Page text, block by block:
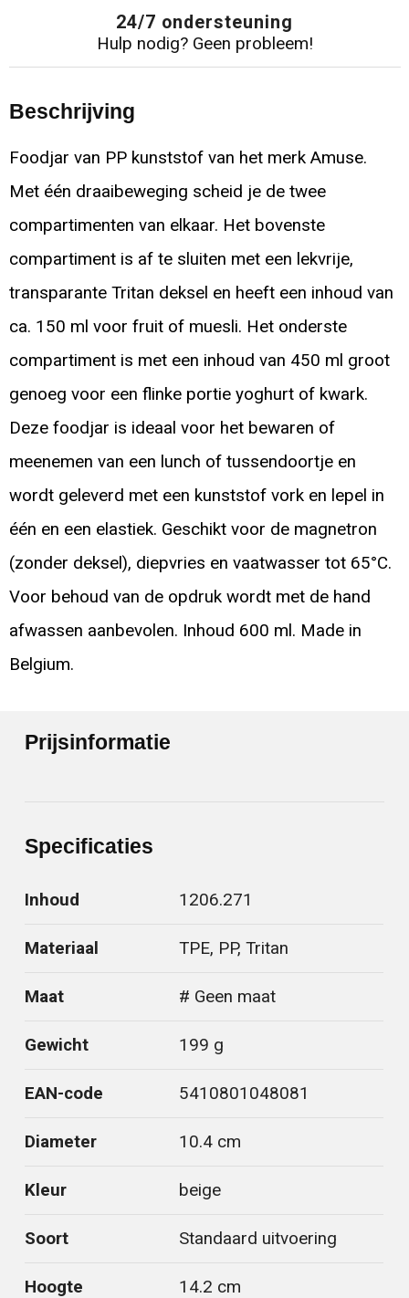
24/7 ondersteuning
Hulp nodig? Geen probleem!
Beschrijving
Foodjar van PP kunststof van het merk Amuse.
Met één draaibeweging scheid je de twee
compartimenten van elkaar. Het bovenste
compartiment is af te sluiten met een lekvrije,
transparante Tritan deksel en heeft een inhoud van
ca. 150 ml voor fruit of muesli. Het onderste
compartiment is met een inhoud van 450 ml groot
genoeg voor een flinke portie yoghurt of kwark.
Deze foodjar is ideaal voor het bewaren of
meenemen van een lunch of tussendoortje en
wordt geleverd met een kunststof vork en lepel in
één en een elastiek. Geschikt voor de magnetron
(zonder deksel), diepvries en vaatwasser tot 65°C.
Voor behoud van de opdruk wordt met de hand
afwassen aanbevolen. Inhoud 600 ml. Made in
Belgium.
Prijsinformatie
Specificaties
Inhoud 1206.271
Materiaal TPE, PP, Tritan
Maat # Geen maat
Gewicht 199 g
EAN-code 5410801048081
Diameter 10.4 cm
Kleur beige
Soort Standaard uitvoering
Hoogte 14.2 cm